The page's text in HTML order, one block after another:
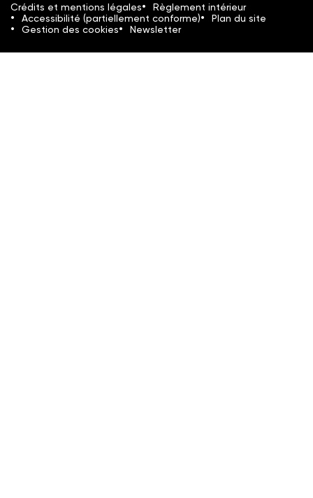
Crédits et mentions légales
Règlement intérieur
Accessibilité (partiellement conforme)
Plan du site
Gestion des cookies
Newsletter